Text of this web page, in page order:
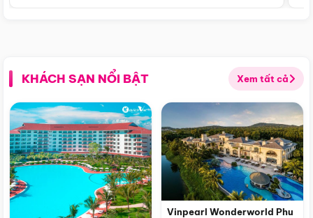
KHÁCH SẠN NỔI BẬT Xem tất cả
Vinpearl Wonderworld Phu